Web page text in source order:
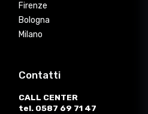
Firenze
Bologna
Milano
Contatti
CALL CENTER
tel. 0587 69 71 47